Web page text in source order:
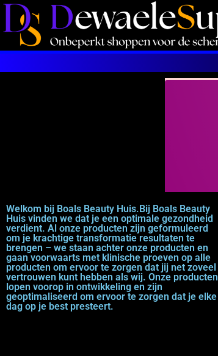
Welkom bij Boals Beauty Huis.Bij Boals Beauty
Huis vinden we dat je een optimale gezondheid
verdient. Al onze producten zijn geformuleerd
om je krachtige transformatie resultaten te
brengen – we staan achter onze producten en
gaan voorwaarts met klinische proeven op alle
producten om ervoor te zorgen dat jij net zoveel
vertrouwen kunt hebben als wij. Onze producten
lopen voorop in ontwikkeling en zijn
geoptimaliseerd om ervoor te zorgen dat je elke
dag op je best presteert.